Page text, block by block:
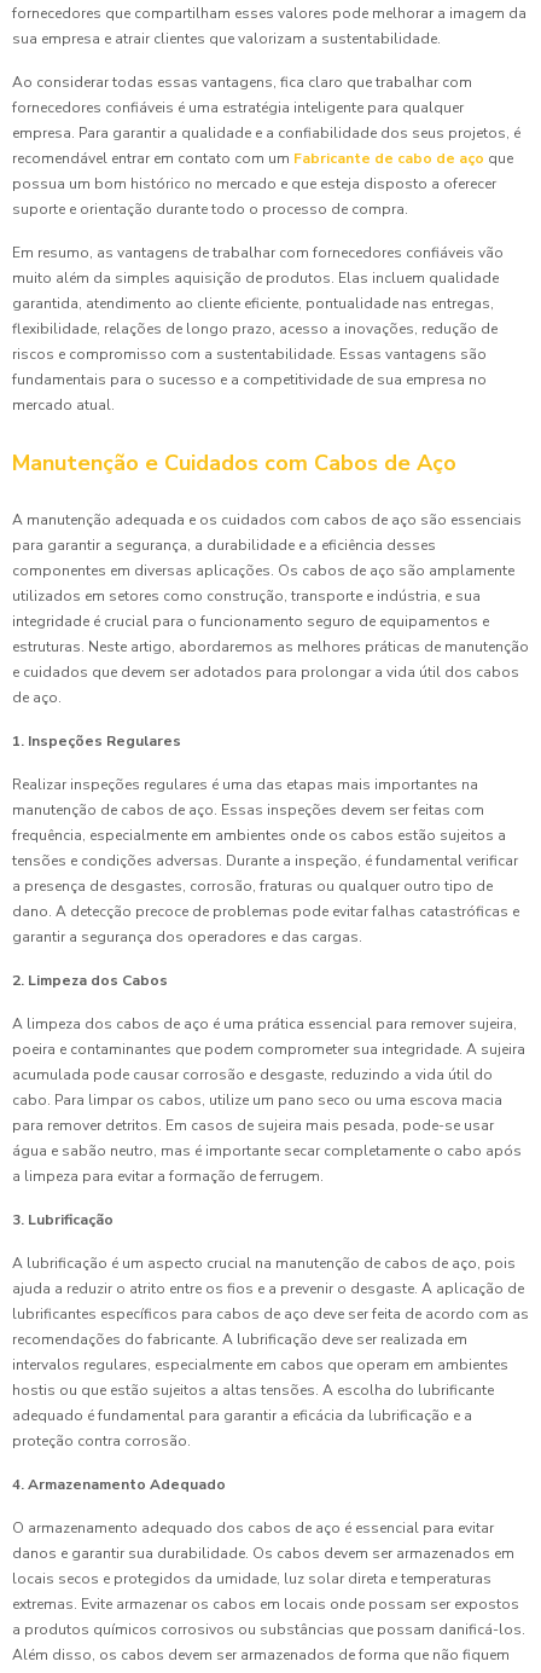
fornecedores que compartilham esses valores pode melhorar a imagem da
sua empresa e atrair clientes que valorizam a sustentabilidade.
Ao considerar todas essas vantagens, fica claro que trabalhar com
fornecedores confiáveis é uma estratégia inteligente para qualquer
empresa. Para garantir a qualidade e a confiabilidade dos seus projetos, é
recomendável entrar em contato com um Fabricante de cabo de aço que
possua um bom histórico no mercado e que esteja disposto a oferecer
suporte e orientação durante todo o processo de compra.
Em resumo, as vantagens de trabalhar com fornecedores confiáveis vão
muito além da simples aquisição de produtos. Elas incluem qualidade
garantida, atendimento ao cliente eficiente, pontualidade nas entregas,
flexibilidade, relações de longo prazo, acesso a inovações, redução de
riscos e compromisso com a sustentabilidade. Essas vantagens são
fundamentais para o sucesso e a competitividade de sua empresa no
mercado atual.
Manutenção e Cuidados com Cabos de Aço
A manutenção adequada e os cuidados com cabos de aço são essenciais
para garantir a segurança, a durabilidade e a eficiência desses
componentes em diversas aplicações. Os cabos de aço são amplamente
utilizados em setores como construção, transporte e indústria, e sua
integridade é crucial para o funcionamento seguro de equipamentos e
estruturas. Neste artigo, abordaremos as melhores práticas de manutenção
e cuidados que devem ser adotados para prolongar a vida útil dos cabos
de aço.
1. Inspeções Regulares
Realizar inspeções regulares é uma das etapas mais importantes na
manutenção de cabos de aço. Essas inspeções devem ser feitas com
frequência, especialmente em ambientes onde os cabos estão sujeitos a
tensões e condições adversas. Durante a inspeção, é fundamental verificar
a presença de desgastes, corrosão, fraturas ou qualquer outro tipo de
dano. A detecção precoce de problemas pode evitar falhas catastróficas e
garantir a segurança dos operadores e das cargas.
2. Limpeza dos Cabos
A limpeza dos cabos de aço é uma prática essencial para remover sujeira,
poeira e contaminantes que podem comprometer sua integridade. A sujeira
acumulada pode causar corrosão e desgaste, reduzindo a vida útil do
cabo. Para limpar os cabos, utilize um pano seco ou uma escova macia
para remover detritos. Em casos de sujeira mais pesada, pode-se usar
água e sabão neutro, mas é importante secar completamente o cabo após
a limpeza para evitar a formação de ferrugem.
3. Lubrificação
A lubrificação é um aspecto crucial na manutenção de cabos de aço, pois
ajuda a reduzir o atrito entre os fios e a prevenir o desgaste. A aplicação de
lubrificantes específicos para cabos de aço deve ser feita de acordo com as
recomendações do fabricante. A lubrificação deve ser realizada em
intervalos regulares, especialmente em cabos que operam em ambientes
hostis ou que estão sujeitos a altas tensões. A escolha do lubrificante
adequado é fundamental para garantir a eficácia da lubrificação e a
proteção contra corrosão.
4. Armazenamento Adequado
O armazenamento adequado dos cabos de aço é essencial para evitar
danos e garantir sua durabilidade. Os cabos devem ser armazenados em
locais secos e protegidos da umidade, luz solar direta e temperaturas
extremas. Evite armazenar os cabos em locais onde possam ser expostos
a produtos químicos corrosivos ou substâncias que possam danificá-los.
Além disso, os cabos devem ser armazenados de forma que não fiquem